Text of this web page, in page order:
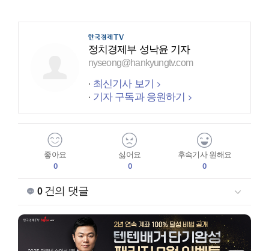
정치경제부 성낙윤 기자
nyseong@hankyungtv.com
최신기사 보기
기자 구독과 응원하기
좋아요
0
싫어요
0
후속기사 원해요
0
0건의 댓글